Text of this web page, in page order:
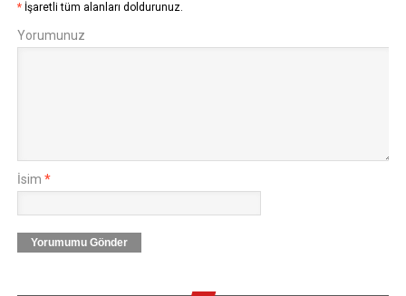
* İşaretli tüm alanları doldurunuz.
Yorumunuz
İsim *
Yorumumu Gönder